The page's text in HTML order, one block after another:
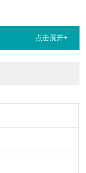
点击展开+